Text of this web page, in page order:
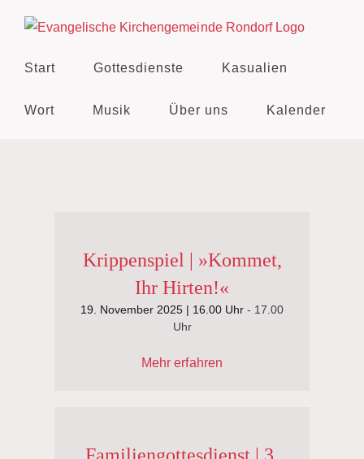
Inhalt
Start
Gottesdienste Kasualien
Wort Musik Über uns Kalender
Krippenspiel | »Kommet,
Ihr Hirten!«
19. November 2025 | 16.00 Uhr - 17.00
Uhr
Mehr erfahren